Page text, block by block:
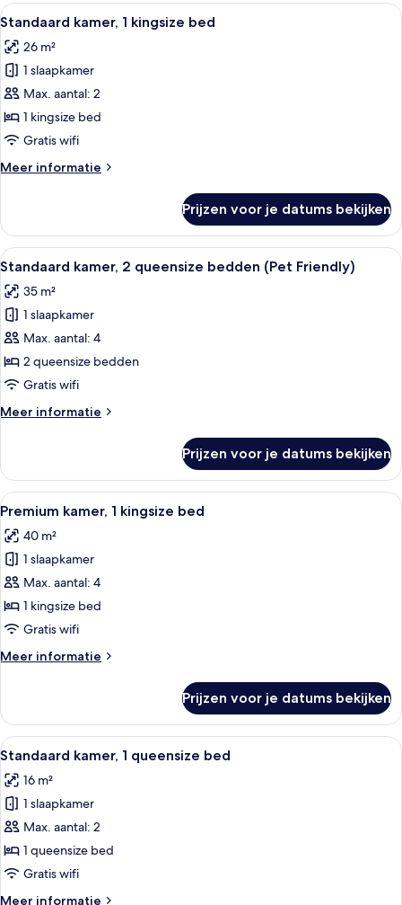
queensize
Alle
foto's
voor
Standaard
kamer,
1
kingsize
laden
Een hotelkamer met een bed, een
7
Standaard kamer, 1 kingsize bed
26 m²
1 slaapkamer
Max. aantal: 2
1 kingsize bed
Gratis wifi
Meer informatie
Meer
kamer,
kingsize
Prijzen voor je datums bekijken
Alle
foto's
voor
Standaard
kamer,
2
queensize
(Pet
Een hotelkamer met een bed, twee
3
Standaard kamer, 2 queensize bedden (Pet Friendly)
35 m²
1 slaapkamer
Max. aantal: 4
2 queensize bedden
Gratis wifi
Meer informatie
Meer
kamer,
queensize
(Pet
Friendly)
Prijzen voor je datums bekijken
Alle
foto's
voor
Premium
kamer,
1
kingsize
laden
Een hotelbadkamer met een
3
Premium kamer, 1 kingsize bed
40 m²
1 slaapkamer
Max. aantal: 4
1 kingsize bed
Gratis wifi
Meer informatie
Meer
kamer,
kingsize
Prijzen voor je datums bekijken
Alle
foto's
voor
Standaard
kamer,
1
queensize
Een hotelkamer met een groot bed,
3
Standaard kamer, 1 queensize bed
16 m²
1 slaapkamer
Max. aantal: 2
1 queensize bed
Gratis wifi
Meer informatie
Meer